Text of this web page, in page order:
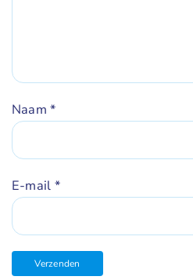
Naam*
E-mail *